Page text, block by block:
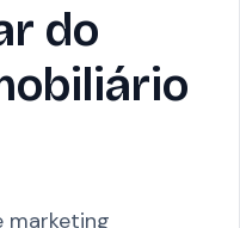
do
marketing